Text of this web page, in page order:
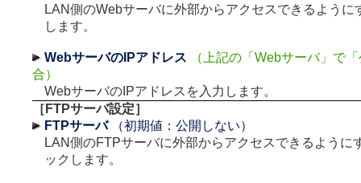
LAN側のWebサーバに外部からアクセスできるように
します。
WebサーバのIPアドレス （上記の「Webサーバ」で
合）
WebサーバのIPアドレスを入力します。
［FTPサーバ設定］
FTPサーバ（初期値：公開しない）
LAN側のFTPサーバに外部からアクセスできるように
ックします。